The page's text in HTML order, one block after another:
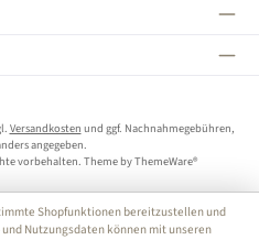
Versandkosten und ggf. Nachnahmegebühren,
angegeben.
vorbehalten. Theme byThemeWare®
Shopfunktionen bereitzustellen und
Nutzungsdaten können mit unseren